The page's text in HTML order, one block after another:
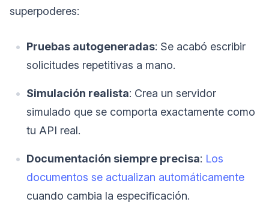
superpoderes:
Pruebas autogeneradas: Se acabó escribir
solicitudes repetitivas a mano.
Simulación realista: Crea un servidor
simulado que se comporta exactamente como
tu API real.
Documentación siempre precisa: Los
documentos se actualizan automáticamente
cuando cambia la especificación.